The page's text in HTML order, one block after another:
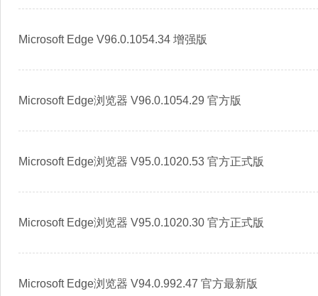
Microsoft Edge V96.0.1054.34 增强版
Microsoft Edge浏览器 V96.0.1054.29 官方版
Microsoft Edge浏览器 V95.0.1020.53 官方正式版
Microsoft Edge浏览器 V95.0.1020.30 官方正式版
Microsoft Edge浏览器 V94.0.992.47 官方最新版